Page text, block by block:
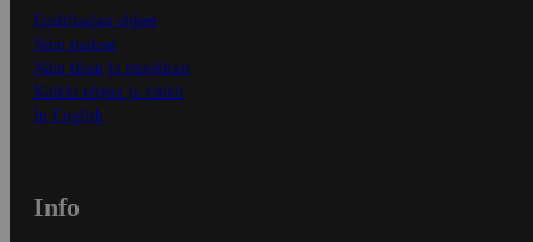
Ensitilaajan ohjeet
Näin maksat
Näin tilaat ja muokkaat
Kaikki ohjeet ja vinkit
In English
Info